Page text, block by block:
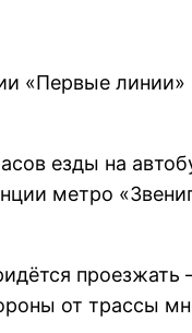
«Первые
езды на
метро
проезжать
от трассы